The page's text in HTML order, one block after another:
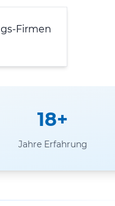
Firmen
18+
Jahre Erfahrung